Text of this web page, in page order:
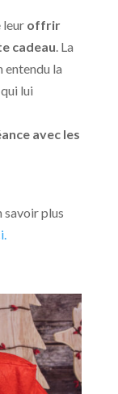
leur offrir
cadeau. La
entendu la
lui
avec les
savoir plus